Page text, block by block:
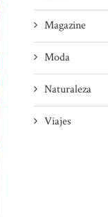
Magazine
Moda
Naturaleza
Viajes